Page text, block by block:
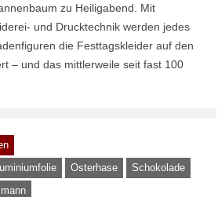
zu Heiligabend. Mit
und Drucktechnik werden jedes
die Festtagskleider auf den
– und das mittlerweile seit fast 100
Osterhase
Schokolade